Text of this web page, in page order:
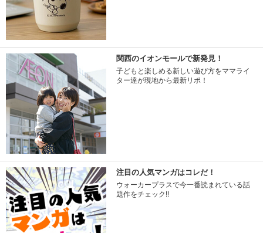
関西のイオンモールで新発見！
子どもと楽しめる新しい遊び方をママライ
ター達が現地から最新リポ！
注目の人気マンガはコレだ！
ウォーカープラスで今一番読まれている話
題作をチェック!!